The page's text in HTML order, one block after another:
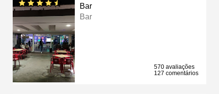
Bar
Bar
570 avaliações
127 comentários